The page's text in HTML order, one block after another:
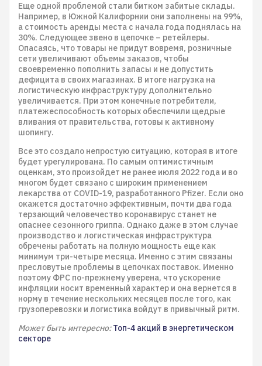
Еще одной проблемой стали битком забитые склады.
Например, в Южной Калифорнии они заполнены на 99%,
а стоимость аренды места с начала года поднялась на
30%. Следующее звено в цепочке – ретейлеры.
Опасаясь, что товары не придут вовремя, розничные
сети увеличивают объемы заказов, чтобы
своевременно пополнить запасы и не допустить
дефицита в своих магазинах. В итоге нагрузка на
логистическую инфраструктуру дополнительно
увеличивается. При этом конечные потребители,
платежеспособность которых обеспечили щедрые
вливания от правительства, готовы к активному
шопингу.
Все это создало непростую ситуацию, которая в итоге
будет урегулирована. По самым оптимистичным
оценкам, это произойдет не ранее июля 2022 года и во
многом будет связано с широким применением
лекарства от COVID-19, разработанного Pfizer. Если оно
окажется достаточно эффективным, почти два года
терзающий человечество коронавирус станет не
опаснее сезонного гриппа. Однако даже в этом случае
производство и логистическая инфраструктура
обречены работать на полную мощность еще как
минимум три-четыре месяца. Именно с этим связаны
пресловутые проблемы в цепочках поставок. Именно
поэтому ФРС по-прежнему уверена, что ускорение
инфляции носит временный характер и она вернется в
норму в течение нескольких месяцев после того, как
грузоперевозки и логистика войдут в привычный ритм.
Может быть интересно: Топ-4 акций в энергетическом
секторе